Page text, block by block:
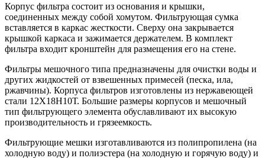
Корпус фильтра состоит из основания и крышки,
соединенных между собой хомутом. Фильтрующая сумка
вставляется в каркас жесткости. Сверху она закрывается
крышкой каркаса и зажимается держателем. В комплект
фильтра входит кронштейн для размещения его на стене.
Фильтры мешочного типа предназначены для очистки воды и
других жидкостей от взвешенных примесей (песка, ила,
ржавчины). Корпуса фильтров изготовлены из нержавеющей
стали 12Х18Н10Т. Большие размеры корпусов и мешочный
тип фильтрующего элемента обуславливают их высокую
производительность и грязеемкость.
Фильтрующие мешки изготавливаются из полипропилена (на
холодную воду) и полиэстера (на холодную и горячую воду) и